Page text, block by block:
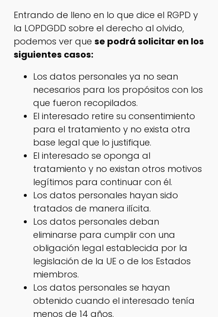
Entrando de lleno en lo que dice el RGPD y
la LOPDGDD sobre el derecho al olvido,
podemos ver que se podrá solicitar en los
siguientes casos:
Los datos personales ya no sean
necesarios para los propósitos con los
que fueron recopilados.
El interesado retire su consentimiento
para el tratamiento y no exista otra
base legal que lo justifique.
El interesado se oponga al
tratamiento y no existan otros motivos
legítimos para continuar con él.
Los datos personales hayan sido
tratados de manera ilícita.
Los datos personales deban
eliminarse para cumplir con una
obligación legal establecida por la
legislación de la UE o de los Estados
miembros.
Los datos personales se hayan
obtenido cuando el interesado tenía
menos de 14 años.